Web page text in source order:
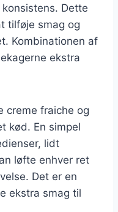
Dette
tilføje smag og
Kombinationen af
ekstra
creme fraiche og
kød. En simpel
lidt
løfte enhver ret
Det er en
ekstra smag til